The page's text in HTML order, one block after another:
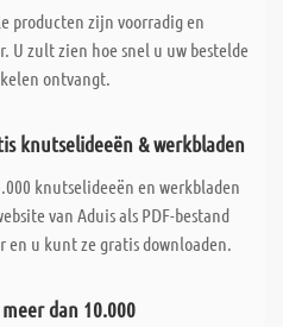
producten zijn voorradig en
U zult zien hoe snel u uw bestelde
ontvangt.
knutselideeën & werkbladen
knutselideeën en werkbladen
van Aduis als PDF-bestand
en u kunt ze gratis downloaden.
dan 10.000